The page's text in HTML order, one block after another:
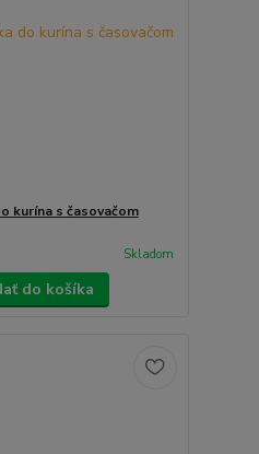
kurína s časovačom
Skladom
do košíka